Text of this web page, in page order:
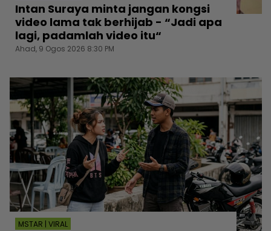
Intan Suraya minta jangan kongsi
video lama tak berhijab - “Jadi apa
lagi, padamlah video itu“
Ahad, 9 Ogos 2026 8:30 PM
MSTAR | VIRAL